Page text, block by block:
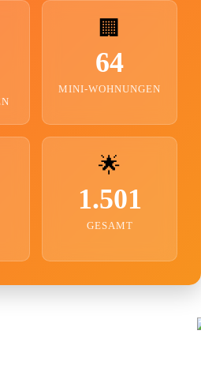
🏢
64
MINI-WOHNUNGEN
🌟
1.501
GESAMT